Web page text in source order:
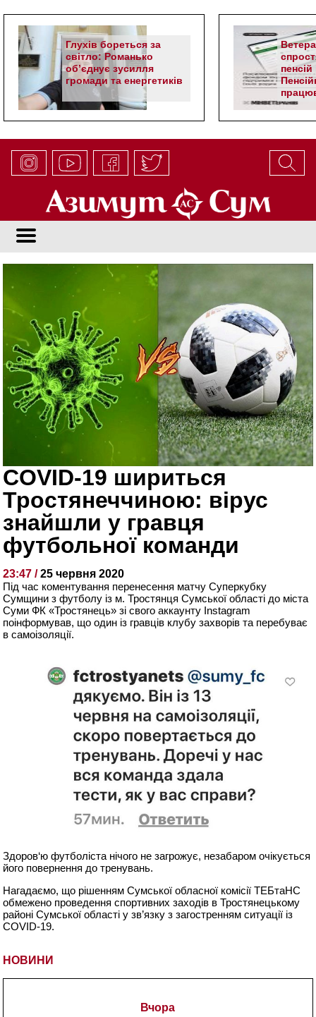
Глухів бореться за
світло: Романько
об’єднує зусилля
громади та енергетиків
НОВИНИ
Вчора
COVID-19 шириться
Тростянеччиною: вірус
знайшли у гравця
футбольної команди
23:47 /25 червня 2020
Під час коментування перенесення матчу Суперкубку
Сумщини з футболу із м. Тростянця Сумської області до міста
Суми ФК «Тростянець» зі свого аккаунту Instagram
поінформував, що один із гравців клубу захворів та перебуває
в самоізоляції.
Здоров‘ю футболіста нічого не загрожує, незабаром очікується
його повернення до тренувань.
Нагадаємо, що рішенням Сумської обласної комісії ТЕБтаНС
обмежено проведення спортивних заходів в Тростянецькому
районі Сумської області у зв’язку з загостренням ситуації із
COVID-19.